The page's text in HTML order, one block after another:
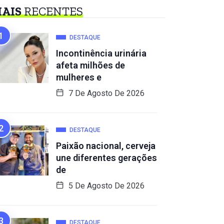
RECENTES
DESTAQUE
Incontinência urinária
afeta milhões de
mulheres e
7 De Agosto De 2026
DESTAQUE
Paixão nacional, cerveja
une diferentes gerações
de
5 De Agosto De 2026
DESTAQUE